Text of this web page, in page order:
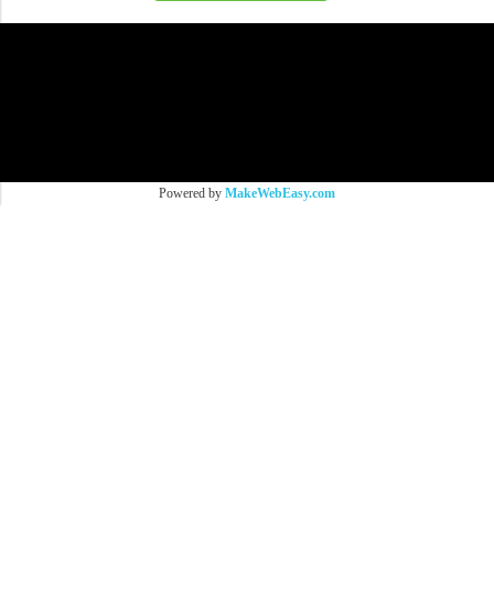
Powered by MakeWebEasy.com